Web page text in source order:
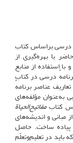
درسی براساس کتاب
با بهره‌گیری از
استفاده از منابع
درسی در کتاب
عناصر برنامهٔ
به‌عنوان مؤلفه‌های
کتابمفاتیح‌الحیاة
و اندیشه‌های
پیاده ساخت. حاصل
در تعلیم‌وتعلّم